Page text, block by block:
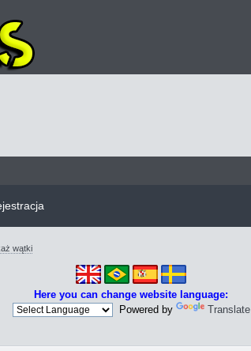
wątki
Here you can change website language:
Powered by
Translate